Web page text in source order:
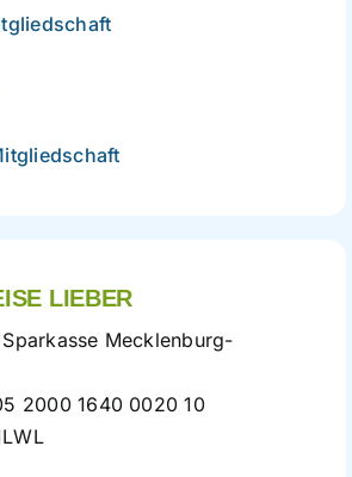
LIEBER
Mecklenburg-
2000 1640 0020 10